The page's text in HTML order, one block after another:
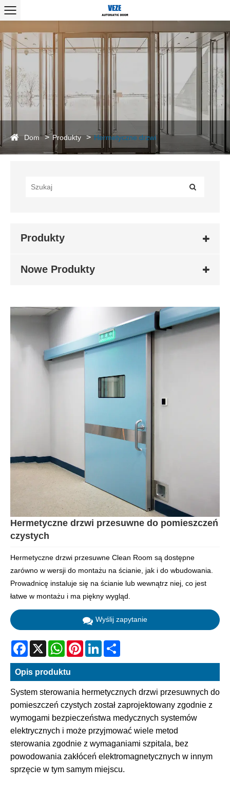
Dom Produkty Hermetyczne drzwi
Produkty
Nowe Produkty
Hermetyczne drzwi przesuwne do pomieszczeń
czystych
Hermetyczne drzwi przesuwne Clean Room są dostępne
zarówno w wersji do montażu na ścianie, jak i do wbudowania.
Prowadnicę instaluje się na ścianie lub wewnątrz niej, co jest
łatwe w montażu i ma piękny wygląd.
Wyślij zapytanie
Facebook
X WhatsAppPinterestLinkedIn
Opis produktu
System sterowania hermetycznych drzwi przesuwnych do
pomieszczeń czystych został zaprojektowany zgodnie z
wymogami bezpieczeństwa medycznych systemów
elektrycznych i może przyjmować wiele metod
sterowania zgodnie z wymaganiami szpitala, bez
powodowania zakłóceń elektromagnetycznych w innym
sprzęcie w tym samym miejscu.